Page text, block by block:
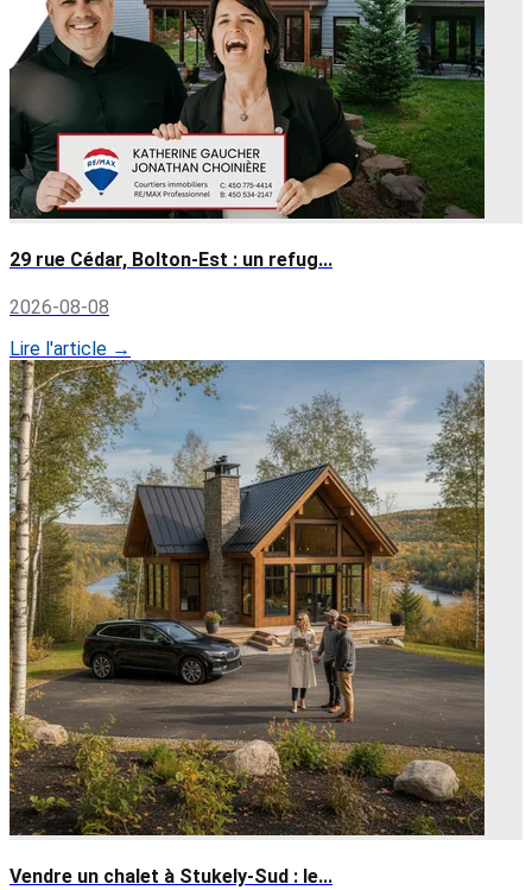
29 rue Cédar, Bolton-Est : un refug...
2026-08-08
Lire l'article →
Vendre un chalet à Stukely-Sud : le...